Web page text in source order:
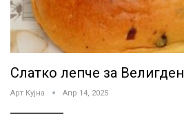
Слатко лепче за Велигден
Арт Кујна Апр 14, 2025